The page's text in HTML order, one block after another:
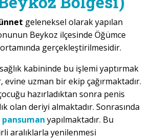
geleneksel olarak yapılan
Beykoz ilçesinde Öğümce
gerçekleştirilmesidir.
kabininde bu işlemi yaptırmak
evine uzman bir ekip çağırmaktadır.
hazırladıktan sonra penis
olan deriyi almaktadır. Sonrasında
pansuman yapılmaktadır. Bu
aralıklarla yenilenmesi